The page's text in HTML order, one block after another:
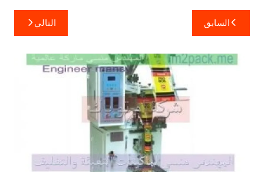
تصفّح
المقالات
السابق التالي